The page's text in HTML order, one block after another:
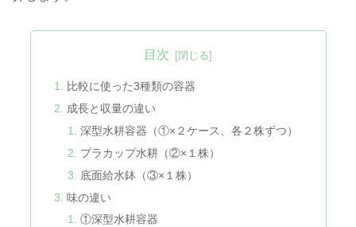
目次
比較に使った3種類の容器
成長と収量の違い
深型水耕容器（①×２ケース、各２株ずつ）
プラカップ水耕（②×１株）
底面給水鉢（③×１株）
味の違い
①深型水耕容器